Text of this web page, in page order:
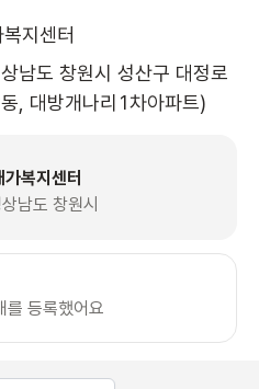
지센터
남도 창원시 성산구 대정로
, 대방개나리1차아파트)
복지센터
남도 창원시
등록했어요